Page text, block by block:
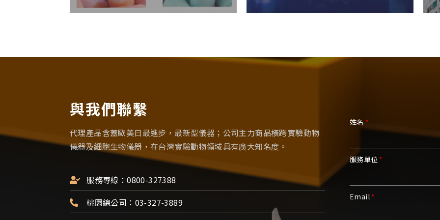
與我們聯繫
代理產品含蓋歐美日最進步，最新型儀器；公司主力商品橫跨實驗動物
儀器及細胞生物儀器，在台灣實驗動物領域具有廣大知名度。
服務專線：0800-327388
桃園總公司：03-327-3889
姓名
服務單位
Email